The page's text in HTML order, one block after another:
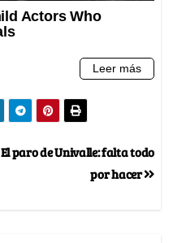
El paro de Univalle: falta todo
por hacer